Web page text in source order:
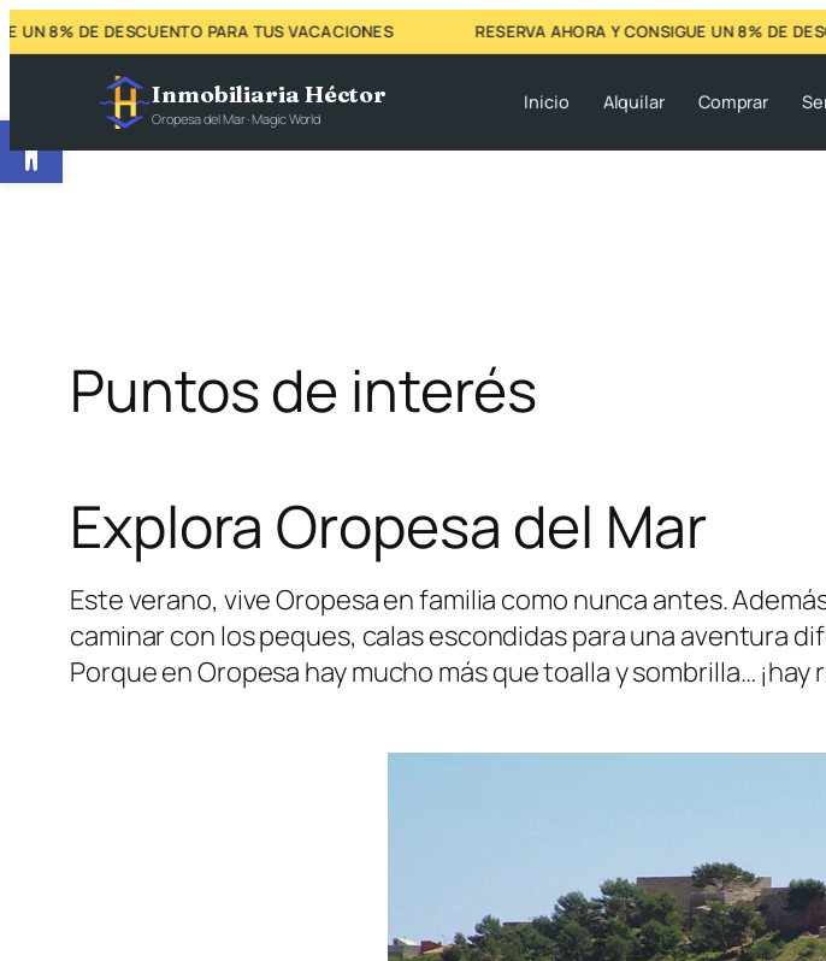
Abrir barra de herramientas
8% DE DESCUENTO PARA TUS VACACIONES RESERVA AHORA Y CONSIGUE UN 8% DE
Inmobiliaria Héctor
Oropesa del Mar · Magic World
Inicio Alquilar Comprar
Puntos de interés
Explora Oropesa del Mar
Este verano, vive Oropesa en familia como nunca antes.
caminar con los peques, calas escondidas para una aventura
Porque en Oropesa hay mucho más que toalla y sombrilla…